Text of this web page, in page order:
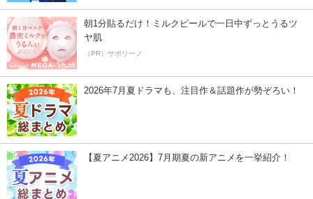
朝1分貼るだけ！ミルクピールで一日中ずっとうるツ
ヤ肌
（PR）サボリーノ
2026年7月夏ドラマも、注目作＆話題作が勢ぞろい！
【夏アニメ2026】7月期夏の新アニメを一挙紹介！